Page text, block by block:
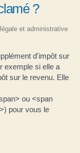
?
et administrative
d'impôt sur
exemple si elle a
sur le revenu. Elle
ou <span
pour vous le